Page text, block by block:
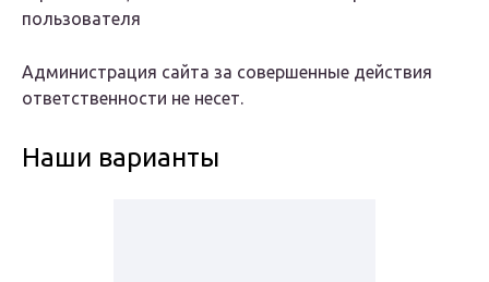
пользователя
Администрация сайта за совершенные действия
ответственности не несет.
Наши варианты